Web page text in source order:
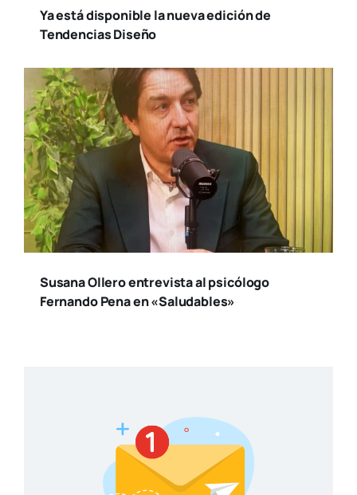
Ya está disponible la nueva edición de
Tendencias Diseño
Susana Ollero entrevista al psicólogo
Fernando Pena en «Saludables»